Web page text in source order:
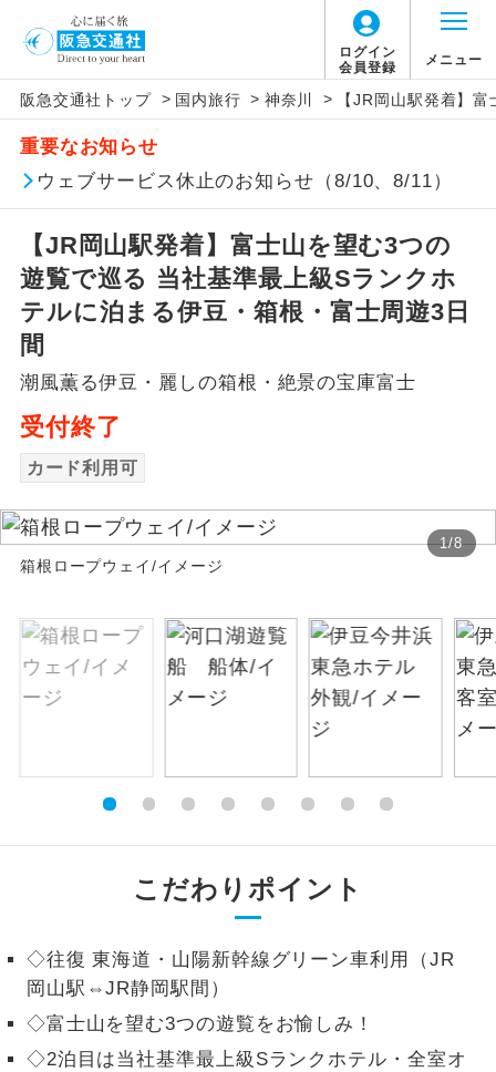
ログイン
会員登録
メニュー
阪急交通社トップ > 国内旅行 > 神奈川 > 【JR岡山駅発着】
重要なお知らせ
ウェブサービス休止のお知らせ（8/10、8/11）
【JR岡山駅発着】富士山を望む3つの
遊覧で巡る 当社基準最上級Sランクホ
テルに泊まる伊豆・箱根・富士周遊3日
間
潮風薫る伊豆・麗しの箱根・絶景の宝庫富士
受付終了
カード利用可
1/8
箱根ロープウェイ/イメージ
こだわりポイント
◇往復 東海道・山陽新幹線グリーン車利用（JR
岡山駅⇔JR静岡駅間）
◇富士山を望む3つの遊覧をお愉しみ！
◇2泊目は当社基準最上級Sランクホテル・全室オ
アイコン 説明
添乗員同行
往路出発空港（駅）から復路到着空港
（駅）まで同行します。
現地添乗員同
行
現地到着空港（駅）から最終日出発空港
（駅）まで添乗員が同行します。
バスガイド乗
務
バスガイドが乗務し、車内での観光案内
世界遺産
絶景 絶景スポットに立ち寄るコースです。
露天風呂
ご宿泊ホテルに露天風呂が付いていま
す。
ご宿泊ホテルに大浴場が付いています。
全食事付き
事の心配はいりません。（機内食を除
お部屋にてゆっくりとお召し上がりいた
だけます。
トラベルイヤ
ホン
周りの音を気にせず、ガイドさんの説明
をじっくり聞くことができます。
1名様催行
1名様から出発可能な個人型プランで
す。